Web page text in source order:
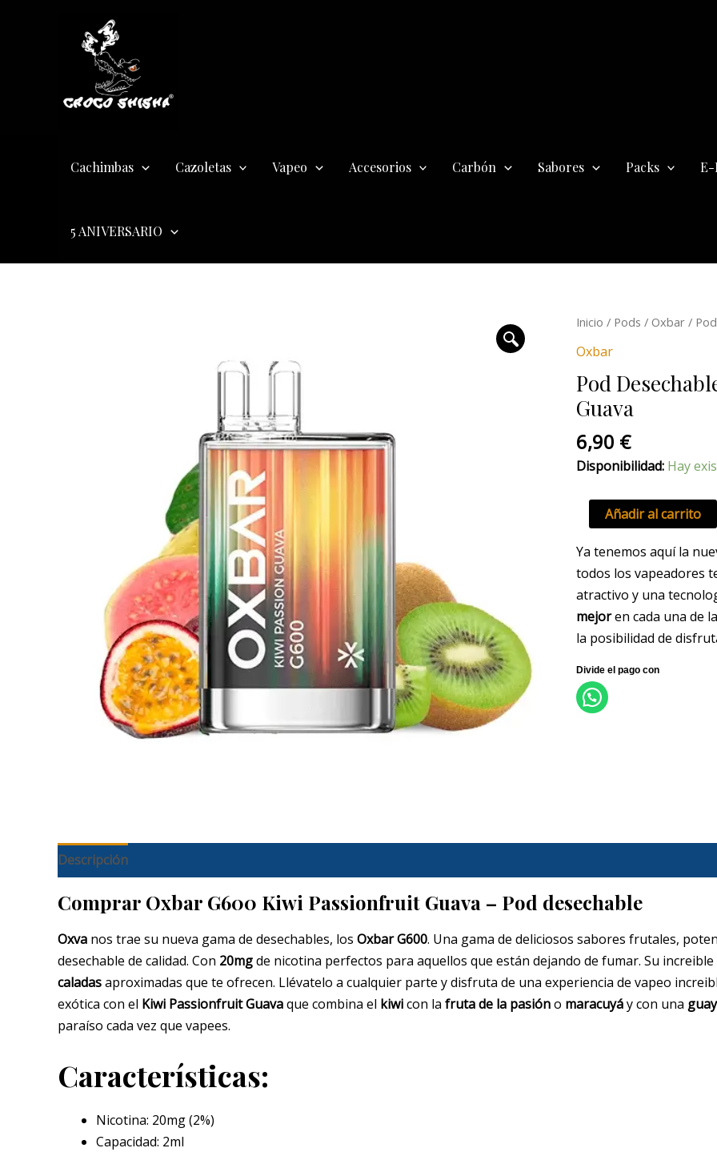
Cachimbas Cazoletas Vapeo Accesorios Carbón Sabores Packs E-
5 ANIVERSARIO
Inicio / Pods / Oxbar /
Oxbar
Pod
Guava
6,90 €
Disponibilidad: Hay
Pod
Desechable
G600
Kiwi
Guava
cantidad
Añadir al carrito
Ya tenemos aquí la
todos los vapeadores
atractivo y una
mejoren cada una de
la posibilidad de
Descripción
Comprar Oxbar G600 Kiwi Passionfruit Guava – Pod desechable
Oxva nos trae su nueva gama de desechables, los Oxbar G600. Una gama de deliciosos sabores frutales,
desechable de calidad. Con 20mgde nicotina perfectos para aquellos que están dejando de fumar. Su
caladasaproximadas que te ofrecen. Llévatelo a cualquier parte y disfruta de una experiencia de vapeo
exótica con el Kiwi Passionfruit Guavaque combina el kiwicon la fruta de la pasióno maracuyáy con una
paraíso cada vez que vapees.
Características:
Nicotina: 20mg (2%)
Capacidad: 2ml